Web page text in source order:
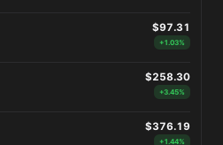
$97.31
+1.03%
$258.30
+3.45%
$376.19
+1.44%